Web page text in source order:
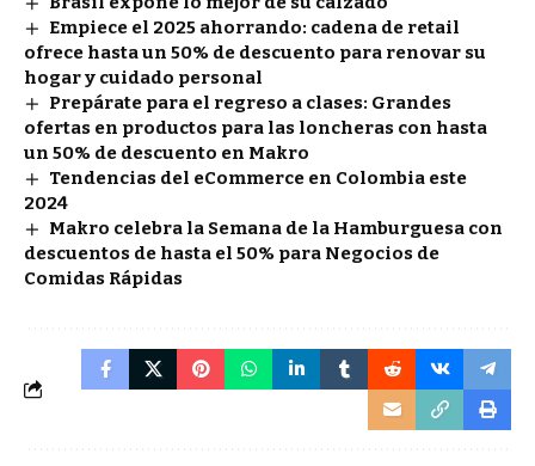
Empiece el 2025 ahorrando: cadena de retail
ofrece hasta un 50% de descuento para renovar su
hogar y cuidado personal
Prepárate para el regreso a clases: Grandes
ofertas en productos para las loncheras con hasta
un 50% de descuento en Makro
Tendencias del eCommerce en Colombia este
2024
Makro celebra la Semana de la Hamburguesa con
descuentos de hasta el 50% para Negocios de
Comidas Rápidas